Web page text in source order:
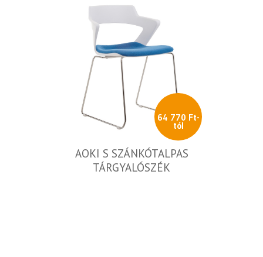
64 770 Ft-
tól
AOKI S SZÁNKÓTALPAS
TÁRGYALÓSZÉK